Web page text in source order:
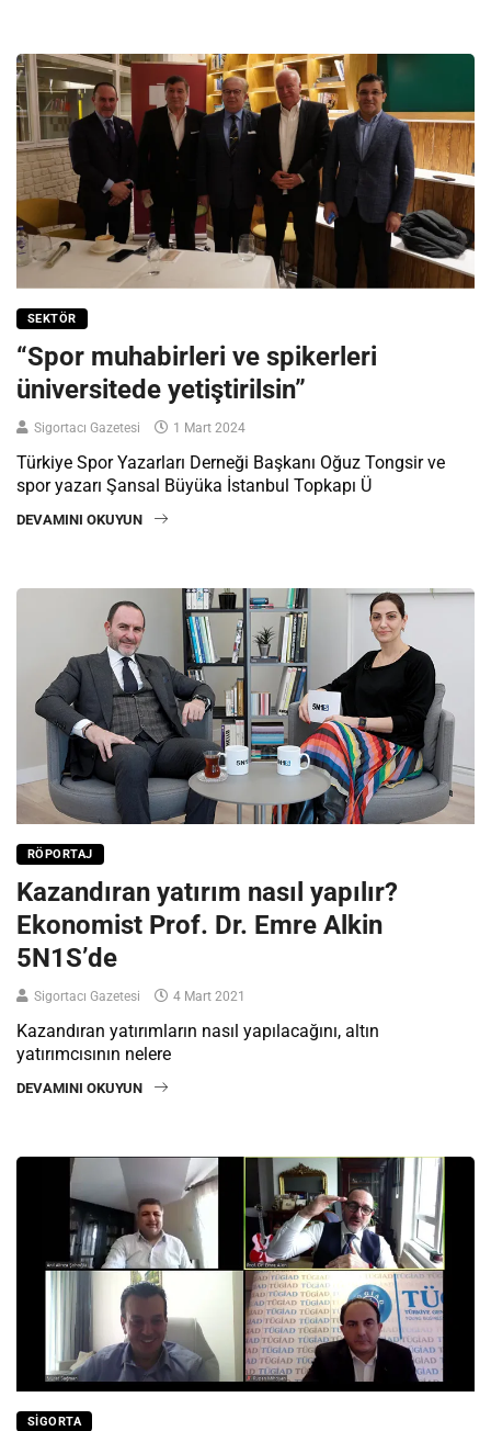
SEKTÖR
“Spor muhabirleri ve spikerleri
üniversitede yetiştirilsin”
Sigortacı Gazetesi 1 Mart 2024
Türkiye Spor Yazarları Derneği Başkanı Oğuz Tongsir ve
spor yazarı Şansal Büyüka İstanbul Topkapı Ü
DEVAMINI OKUYUN
RÖPORTAJ
Kazandıran yatırım nasıl yapılır?
Ekonomist Prof. Dr. Emre Alkin
5N1S’de
Sigortacı Gazetesi 4 Mart 2021
Kazandıran yatırımların nasıl yapılacağını, altın
yatırımcısının nelere
DEVAMINI OKUYUN
SIGORTA